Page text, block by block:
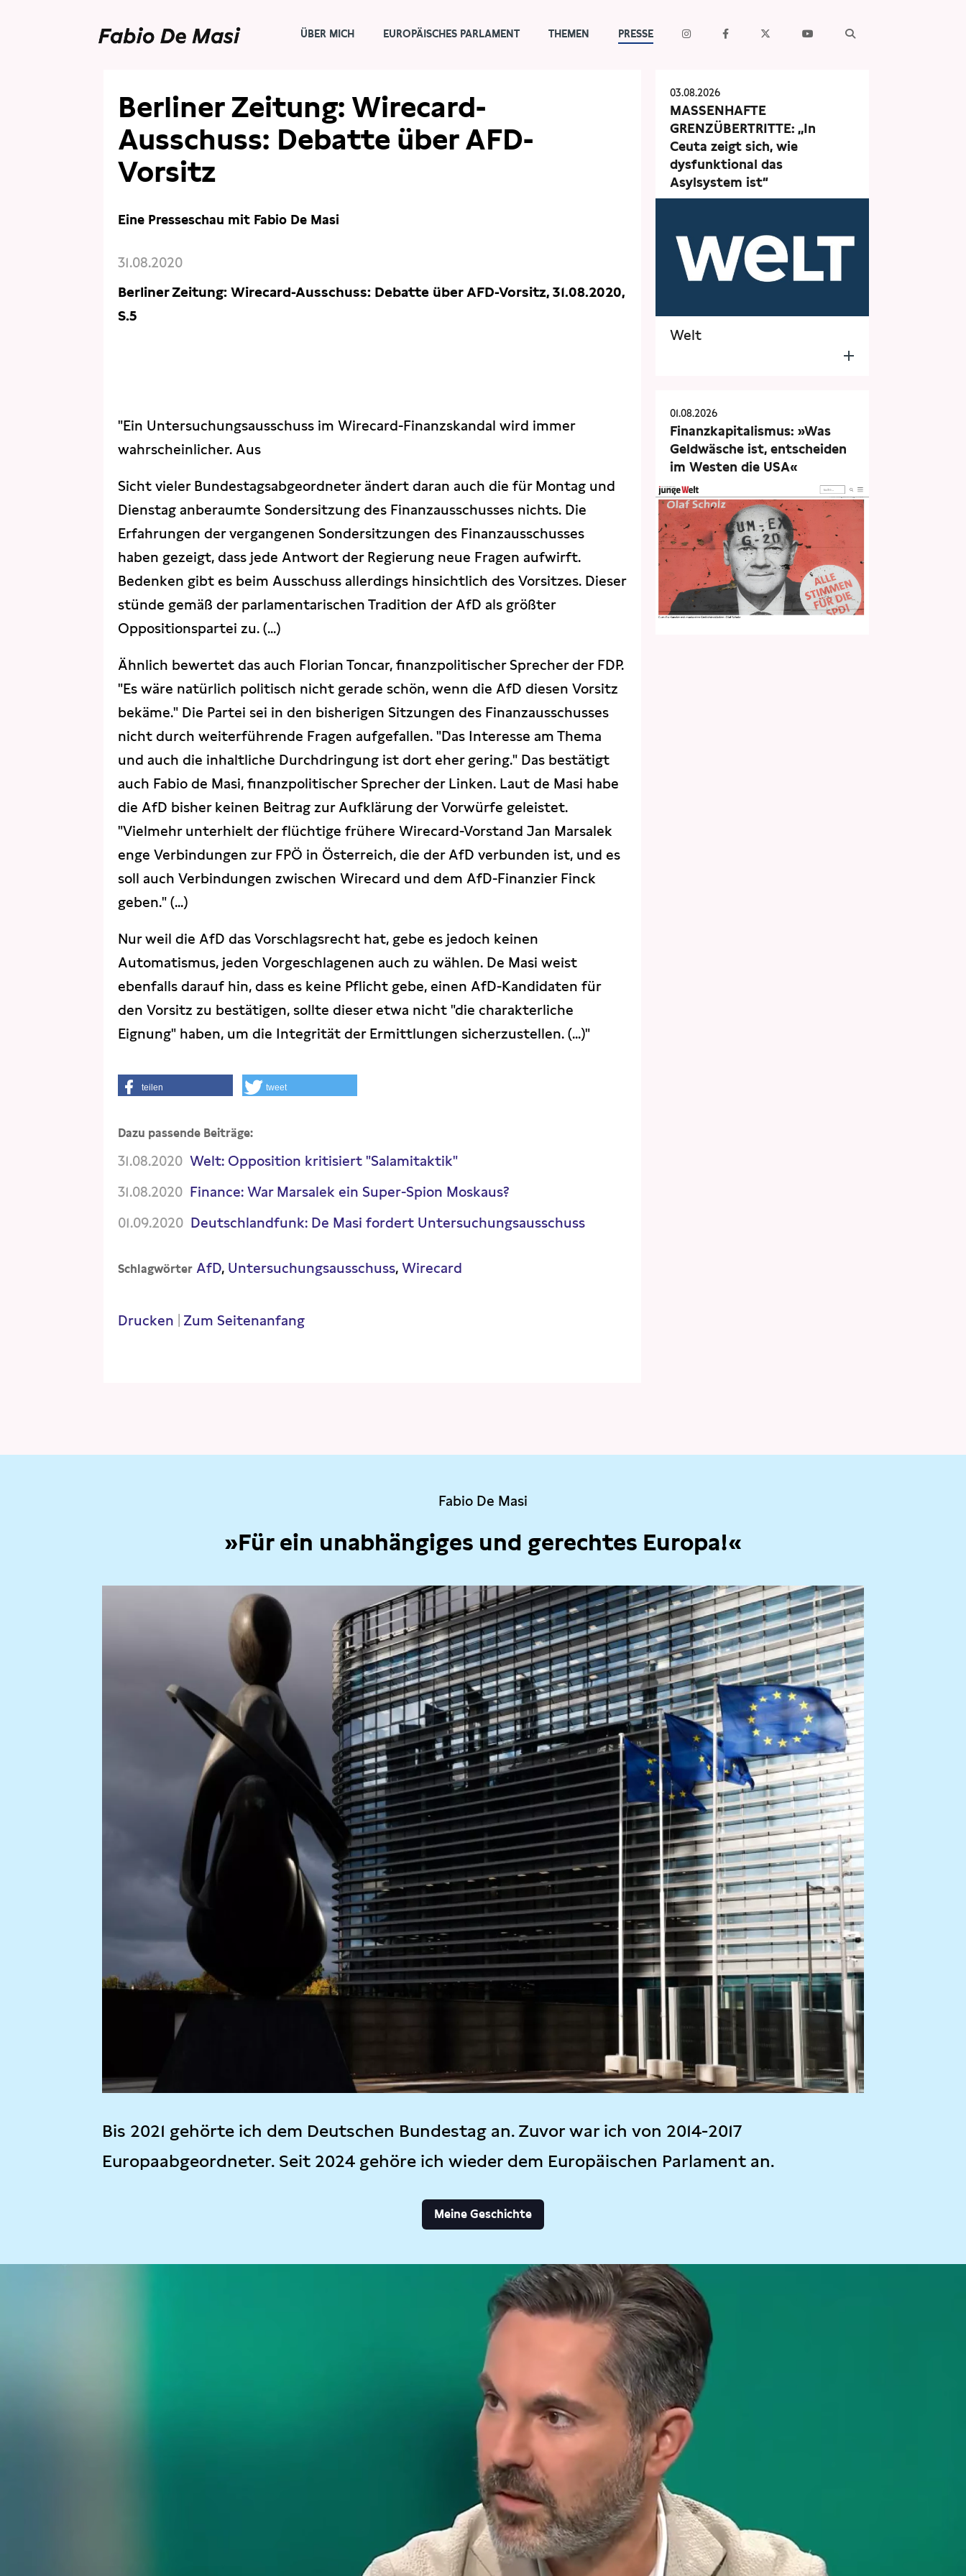
ÜBER MICH EUROPÄISCHES PARLAMENT THEMEN PRESSE
Berliner Zeitung: Wirecard-
Ausschuss: Debatte über AFD-
Vorsitz
Eine Presseschau mit Fabio De Masi
31.08.2020
Berliner Zeitung: Wirecard-Ausschuss: Debatte über AFD-Vorsitz, 31.08.2020,
S.5
"Ein Untersuchungsausschuss im Wirecard-Finanzskandal wird immer
wahrscheinlicher. Aus
Sicht vieler Bundestagsabgeordneter ändert daran auch die für Montag und
Dienstag anberaumte Sondersitzung des Finanzausschusses nichts. Die
Erfahrungen der vergangenen Sondersitzungen des Finanzausschusses
haben gezeigt, dass jede Antwort der Regierung neue Fragen aufwirft.
Bedenken gibt es beim Ausschuss allerdings hinsichtlich des Vorsitzes. Dieser
stünde gemäß der parlamentarischen Tradition der AfD als größter
Oppositionspartei zu. (...)
Ähnlich bewertet das auch Florian Toncar, finanzpolitischer Sprecher der FDP.
"Es wäre natürlich politisch nicht gerade schön, wenn die AfD diesen Vorsitz
bekäme." Die Partei sei in den bisherigen Sitzungen des Finanzausschusses
nicht durch weiterführende Fragen aufgefallen. "Das Interesse am Thema
und auch die inhaltliche Durchdringung ist dort eher gering." Das bestätigt
auch Fabio de Masi, finanzpolitischer Sprecher der Linken. Laut de Masi habe
die AfD bisher keinen Beitrag zur Aufklärung der Vorwürfe geleistet.
"Vielmehr unterhielt der flüchtige frühere Wirecard-Vorstand Jan Marsalek
enge Verbindungen zur FPÖ in Österreich, die der AfD verbunden ist, und es
soll auch Verbindungen zwischen Wirecard und dem AfD-Finanzier Finck
geben." (...)
Nur weil die AfD das Vorschlagsrecht hat, gebe es jedoch keinen
Automatismus, jeden Vorgeschlagenen auch zu wählen. De Masi weist
ebenfalls darauf hin, dass es keine Pflicht gebe, einen AfD-Kandidaten für
den Vorsitz zu bestätigen, sollte dieser etwa nicht "die charakterliche
Eignung" haben, um die Integrität der Ermittlungen sicherzustellen. (...)"
teilen tweet
Dazu passende Beiträge:
31.08.2020 Welt: Opposition kritisiert "Salamitaktik"
31.08.2020 Finance: War Marsalek ein Super-Spion Moskaus?
01.09.2020 Deutschlandfunk: De Masi fordert Untersuchungsausschuss
Schlagwörter AfD Untersuchungsausschuss Wirecard
Drucken Zum Seitenanfang
03.08.2026
MASSENHAFTE
GRENZÜBERTRITTE: „In
Ceuta zeigt sich, wie
dysfunktional das
Asylsystem ist“
Welt
01.08.2026
Finanzkapitalismus: »Was
Geldwäsche ist, entscheiden
im Westen die USA«
Fabio De Masi
»Für ein unabhängiges und gerechtes Europa!«
Bis 2021 gehörte ich dem Deutschen Bundestag an. Zuvor war ich von 2014-2017
Europaabgeordneter. Seit 2024 gehöre ich wieder dem Europäischen Parlament an.
Meine Geschichte